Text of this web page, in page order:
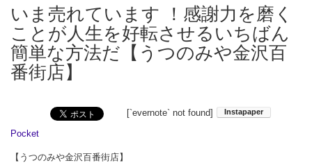
いま売れています ！感謝力を磨く
ことが人生を好転させるいちばん
簡単な方法だ【うつのみや金沢百
番街店】
[`evernote` not found]
Pocket
【うつのみや金沢百番街店】